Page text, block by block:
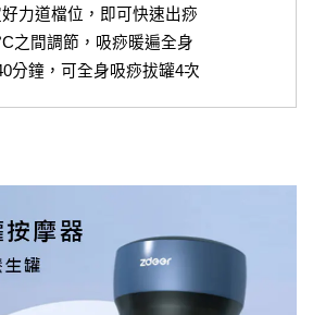
力道檔位，即可快速出痧
之間調節，吸痧暖遍全身
分鐘，可全身吸痧拔罐4次